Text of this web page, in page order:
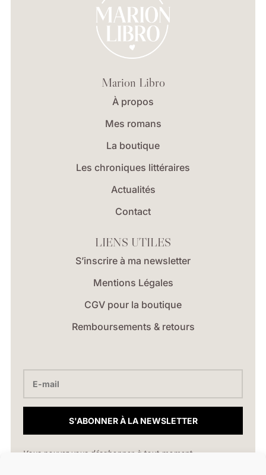
Marion Libro
À propos
Mes romans
La boutique
Les chroniques littéraires
Actualités
Contact
LIENS UTILES
S’inscrire à ma newsletter
Mentions Légales
CGV pour la boutique
Remboursements & retours
S'ABONNER À LA NEWSLETTER
Vous pouvez vous désabonner à tout moment.